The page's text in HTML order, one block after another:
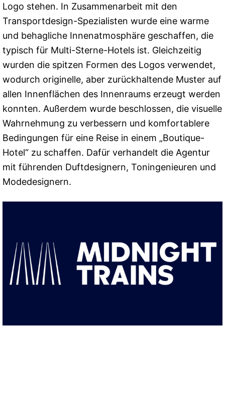
Logo stehen. In Zusammenarbeit mit den
Transportdesign-Spezialisten wurde eine warme
und behagliche Innenatmosphäre geschaffen, die
typisch für Multi-Sterne-Hotels ist. Gleichzeitig
wurden die spitzen Formen des Logos verwendet,
wodurch originelle, aber zurückhaltende Muster auf
allen Innenflächen des Innenraums erzeugt werden
konnten. Außerdem wurde beschlossen, die visuelle
Wahrnehmung zu verbessern und komfortablere
Bedingungen für eine Reise in einem „Boutique-
Hotel“ zu schaffen. Dafür verhandelt die Agentur
mit führenden Duftdesignern, Toningenieuren und
Modedesignern.